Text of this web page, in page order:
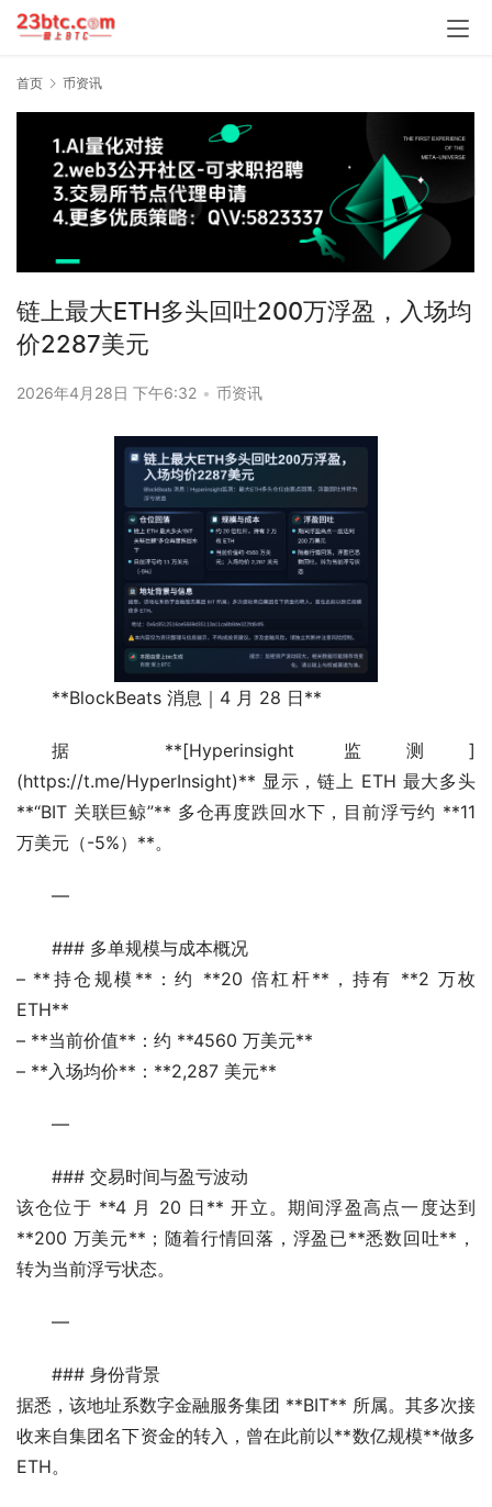
首页 币资讯
链上最大ETH多头回吐200万浮盈，入场均
价2287美元
2026年4月28日 下午6:32 • 币资讯
**BlockBeats 消息｜4 月 28 日**
据 **[Hyperinsight 监测]
(https://t.me/HyperInsight)** 显示，链上 ETH 最大多头
**“BIT 关联巨鲸”** 多仓再度跌回水下，目前浮亏约 **11
万美元（-5%）**。
—
### 多单规模与成本概况
– **持仓规模**：约 **20 倍杠杆**，持有 **2 万枚
ETH**
– **当前价值**：约 **4560 万美元**
– **入场均价**：**2,287 美元**
—
### 交易时间与盈亏波动
该仓位于 **4 月 20 日** 开立。期间浮盈高点一度达到
**200 万美元**；随着行情回落，浮盈已**悉数回吐**，
转为当前浮亏状态。
—
### 身份背景
据悉，该地址系数字金融服务集团 **BIT** 所属。其多次接
收来自集团名下资金的转入，曾在此前以**数亿规模**做多
ETH。